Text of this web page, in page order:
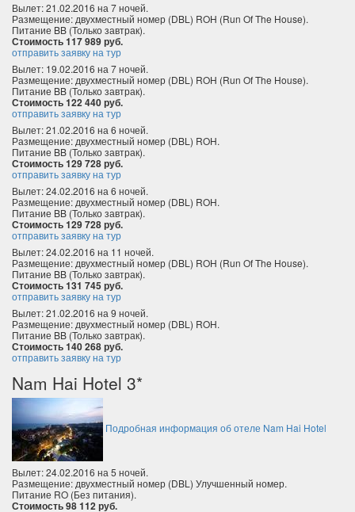
Вылет: 21.02.2016 на 7 ночей.
Размещение: двухместный номер (DBL) ROH (Run Of The House).
Питание BB (Только завтрак).
Стоимость 117 989 руб.
отправить заявку на тур
Вылет: 19.02.2016 на 7 ночей.
Размещение: двухместный номер (DBL) ROH (Run Of The House).
Питание BB (Только завтрак).
Стоимость 122 440 руб.
отправить заявку на тур
Вылет: 21.02.2016 на 6 ночей.
Размещение: двухместный номер (DBL) ROH.
Питание BB (Только завтрак).
Стоимость 129 728 руб.
отправить заявку на тур
Вылет: 24.02.2016 на 6 ночей.
Размещение: двухместный номер (DBL) ROH.
Питание BB (Только завтрак).
Стоимость 129 728 руб.
отправить заявку на тур
Вылет: 24.02.2016 на 11 ночей.
Размещение: двухместный номер (DBL) ROH (Run Of The House).
Питание BB (Только завтрак).
Стоимость 131 745 руб.
отправить заявку на тур
Вылет: 21.02.2016 на 9 ночей.
Размещение: двухместный номер (DBL) ROH.
Питание BB (Только завтрак).
Стоимость 140 268 руб.
отправить заявку на тур
Nam Hai Hotel 3*
Подробная информация об отеле Nam Hai Hotel
Вылет: 24.02.2016 на 5 ночей.
Размещение: двухместный номер (DBL) Улучшенный номер.
Питание RO (Без питания).
Стоимость 98 112 руб.